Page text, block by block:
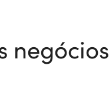
negócios